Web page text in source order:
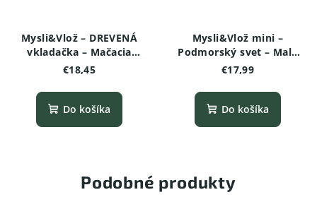
Mysli&Vlož – DREVENÁ
vkladačka – Mačacia
skladačka
€18,45
Do košíka
Mysli&Vlož mini –
Podmorský svet – Malá
drevená vkladačka
€17,99
Do košíka
Podobné produkty